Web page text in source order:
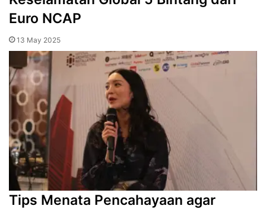
Euro NCAP
13 May 2025
Tips Menata Pencahayaan agar